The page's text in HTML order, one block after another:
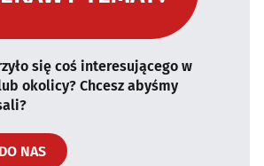
się coś interesującego w
okolicy? Chcesz abyśmy
NAS